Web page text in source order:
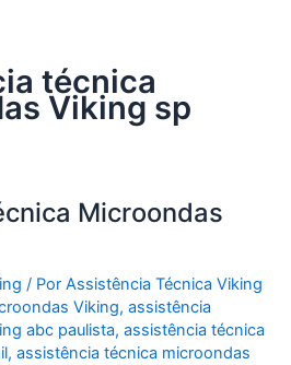
técnica
Viking sp
Microondas
/ PorAssistência Técnica Viking
Viking,assistência
abc paulista,assistência técnica
,assistência técnica microondas